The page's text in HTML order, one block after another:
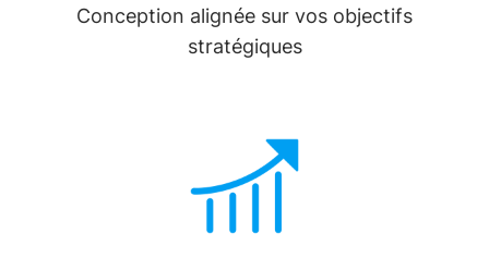
Conception alignée sur vos objectifs
stratégiques